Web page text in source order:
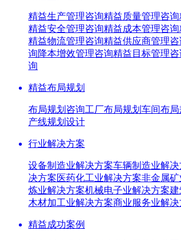
精益生产管理咨询精益质量管理咨询
精益安全管理咨询精益成本管理咨询
精益物流管理咨询精益供应商管理咨
询降本增效管理咨询精益目标管理咨
询
精益布局规划
布局规划咨询工厂布局规划 车间布局
产线规划设计
行业解决方案
设备制造业解决方案车辆制造业解决
决方案医药化工业解决方案非金属
炼业解决方案机械电子业解决方案建
木材加工业解决方案商业服务业解决
精益成功案例